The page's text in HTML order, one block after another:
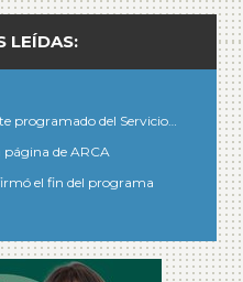
LEÍDAS:
programado del Servicio…
página de ARCA
el fin del programa